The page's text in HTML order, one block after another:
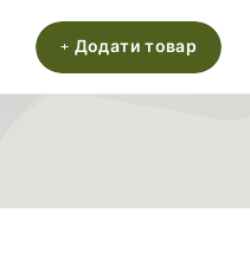
+ Додати товар